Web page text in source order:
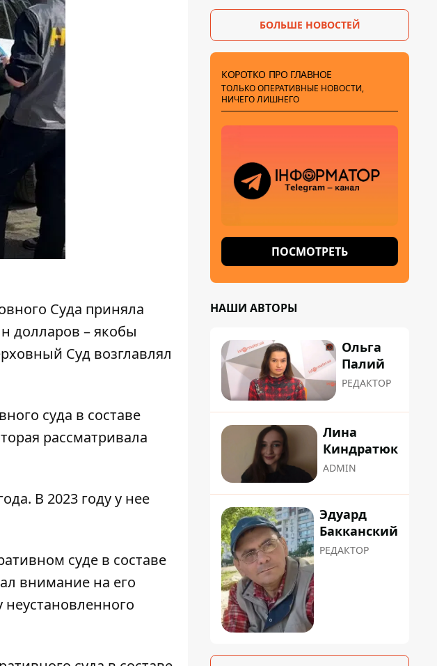
Суда приняла
долларов – якобы
Суд возглавлял
суда в составе
рассматривала
В 2023 году у нее
суде в составе
внимание на его
конкретизировало планы
БОЛЬШЕ НОВОСТЕЙ
КОРОТКО ПРО ГЛАВНОЕ
ТОЛЬКО ОПЕРАТИВНЫЕ НОВОСТИ,
НИЧЕГО ЛИШНЕГО
ПОСМОТРЕТЬ
НАШИ АВТОРЫ
Ольга
Палий
РЕДАКТОР
Лина
Киндратюк
ADMIN
Эдуард
Бакканский
РЕДАКТОР